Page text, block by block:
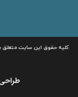
کلیه حقوق این سایت متعلق به
طراحی